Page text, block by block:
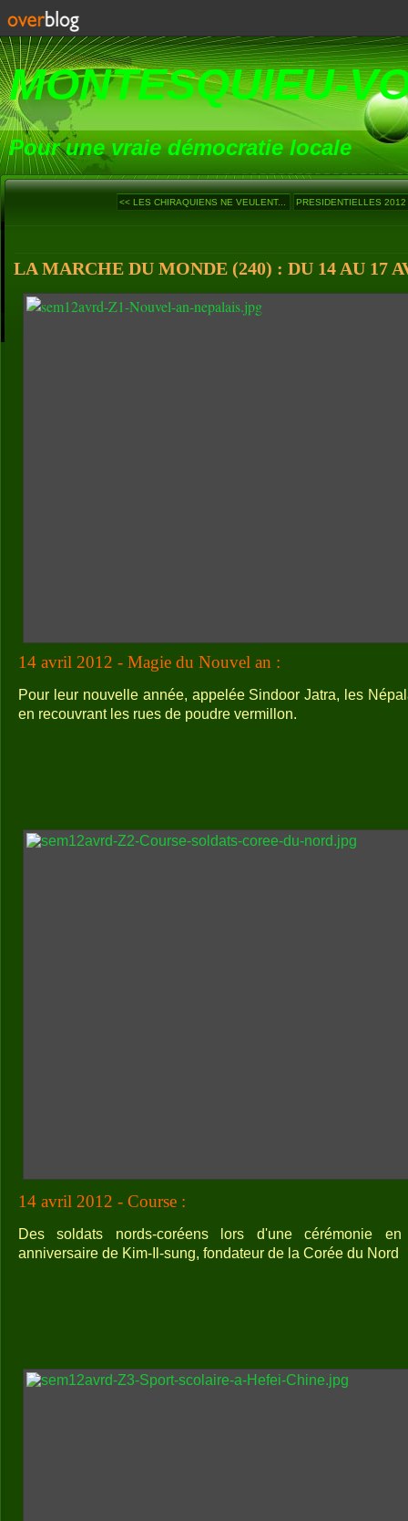
MONTESQUIEU-
Pour une vraie démocratie locale
<< LES CHIRAQUIENS NE VEULENT... PRESIDENTIELLES
LA MARCHE DU MONDE (240) : DU 14 AU 17
14 avril 2012 - Magie du Nouvel an :
Pour leur nouvelle année, appelée Sindoor Jatra, les
en recouvrant les rues de poudre vermillon.
14 avril 2012 - Course :
Des soldats nords-coréens lors d'une cérémonie
anniversaire de Kim-Il-sung, fondateur de la Corée du Nord